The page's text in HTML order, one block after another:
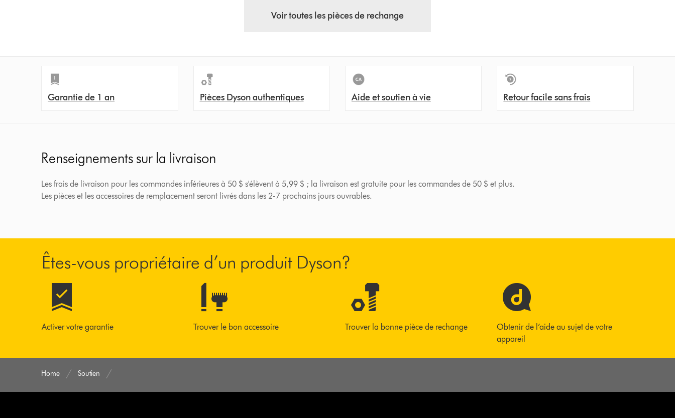
Voir toutes les pièces de rechange
Garantie de 1 an Pièces Dyson authentiques Aide et soutien à vie Retour facile sans frais
Renseignements sur la livraison
Les frais de livraison pour les commandes inférieures à 50 $ s'élèvent à 5,99 $ ; la livraison est gratuite pour les commandes de 50 $ et plus.
Les pièces et les accessoires de remplacement seront livrés dans les 2-7 prochains jours ouvrables.
Êtes-vous propriétaire d’un produit Dyson?
Activer votre garantie Trouver le bon accessoire Trouver la bonne pièce de rechange
Obtenir de l’aide au sujet de votre
appareil
Home Soutien